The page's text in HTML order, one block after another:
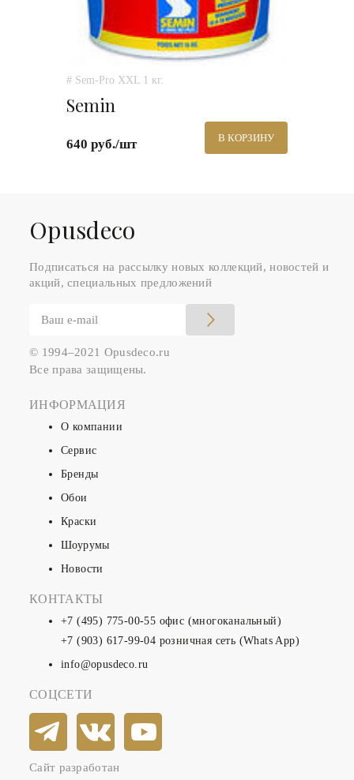
# Sem-Pro XXL 1 кг.
Semin
640 руб./шт В КОРЗИНУ
Оpusdeco
Подписаться на рассылку новых коллекций, новостей и
акций, специальных предложений
© 1994–2021 Opusdeco.ru
Все права защищены.
ИНФОРМАЦИЯ
О компании
Сервис
Бренды
Обои
Краски
Шоурумы
Новости
КОНТАКТЫ
+7 (495) 775-00-55 офис (многоканальный)
+7 (903) 617-99-04 розничная сеть (Whats App)
info@opusdeco.ru
СОЦСЕТИ
Сайт разработан